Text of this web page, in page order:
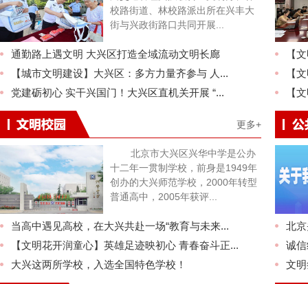
校路街道、林校路派出所在兴丰大
街与兴政街路口共同开展...
通勤路上遇文明 大兴区打造全域流动文明长廊
【城市文明建设】大兴区：多方力量齐参与 人...
党建砺初心 实干兴国门！大兴区直机关开展 “...
【
【
【
更多+
北京市大兴区兴华中学是公办
十二年一贯制学校，前身是1949年
创办的大兴师范学校，2000年转型
普通高中，2005年获评...
当高中遇见高校，在大兴共赴一场“教育与未来...
【文明花开润童心】英雄足迹映初心 青春奋斗正...
大兴这两所学校，入选全国特色学校！
北
诚
文